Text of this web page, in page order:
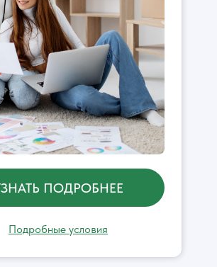
ПОДРОБНЕЕ
Подробные условия